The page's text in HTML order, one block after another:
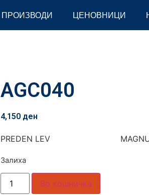
ПРОИЗВОДИ ЦЕНОВНИЦИ
AGC040
4,150 ден
PREDEN LEV
Залиха
Во кошничка